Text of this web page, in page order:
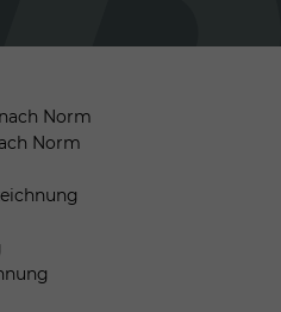
Norm
Norm